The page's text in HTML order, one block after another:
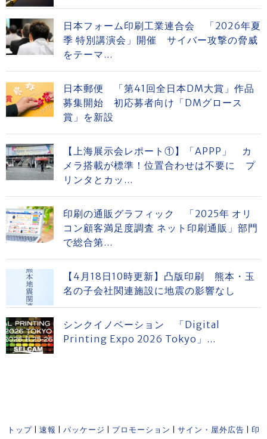
日本フォーム印刷工業連合会 「2026年夏
季 特別講演会」開催 サイバー攻撃の脅威
をテーマ...
日本郵便 「第41回全日本DM大賞」作品
募集開始 初応募者向け「DMグロース
賞」を新設
【上海展示会レポート①】「APPP」 カ
メラ搭載が標準！位置合わせは不要に プ
リンタとカッ...
印刷の通販グラフィック 「2025年 オリ
コン顧客満足度調査 ネット印刷通販」部門
で総合第...
【4月18日10時更新】凸版印刷 熊本・玉
名の子会社関連施設に地震の影響なし
シンクイノベーション 「Digital
Printing Expo 2026 Tokyo」...
トップ 速報 パッケージ プロモーション サイン・屋外広告 印